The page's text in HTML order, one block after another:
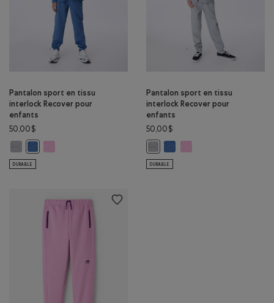
Pantalon sport en tissu
interlock Recover pour
enfants
50,00$
DURABLE
Pantalon sport en tissu
interlock Recover pour
enfants
50,00$
DURABLE